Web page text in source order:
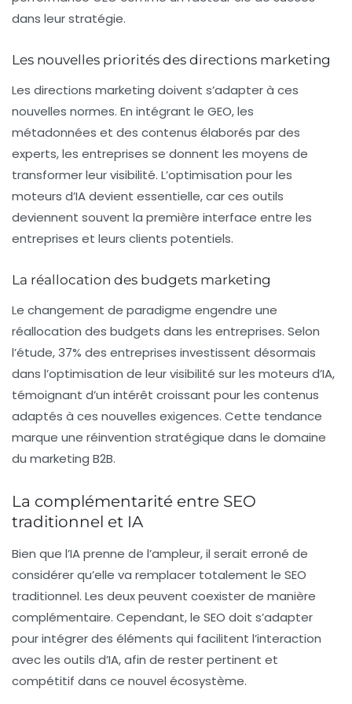
dans leur stratégie.
Les nouvelles priorités des directions marketing
Les directions marketing doivent s’adapter à ces
nouvelles normes. En intégrant le GEO, les
métadonnées et des contenus élaborés par des
experts, les entreprises se donnent les moyens de
transformer leur visibilité. L’optimisation pour les
moteurs d’IA devient essentielle, car ces outils
deviennent souvent la première interface entre les
entreprises et leurs clients potentiels.
La réallocation des budgets marketing
Le changement de paradigme engendre une
réallocation des budgets dans les entreprises. Selon
l’étude, 37% des entreprises investissent désormais
dans l’optimisation de leur visibilité sur les moteurs d’IA,
témoignant d’un intérêt croissant pour les contenus
adaptés à ces nouvelles exigences. Cette tendance
marque une réinvention stratégique dans le domaine
du marketing B2B.
La complémentarité entre SEO
traditionnel et IA
Bien que l’IA prenne de l’ampleur, il serait erroné de
considérer qu’elle va remplacer totalement le SEO
traditionnel. Les deux peuvent coexister de manière
complémentaire. Cependant, le SEO doit s’adapter
pour intégrer des éléments qui facilitent l’interaction
avec les outils d’IA, afin de rester pertinent et
compétitif dans ce nouvel écosystème.